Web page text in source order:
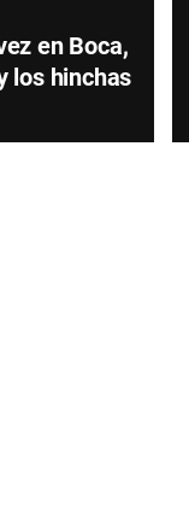
en Boca,
los hinchas